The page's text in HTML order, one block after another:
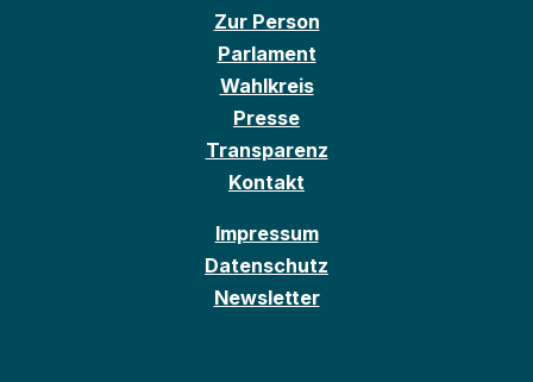
Zur Person
Parlament
Wahlkreis
Presse
Transparenz
Kontakt
Impressum
Datenschutz
Newsletter